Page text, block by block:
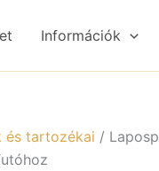
Információk
és tartozékai /